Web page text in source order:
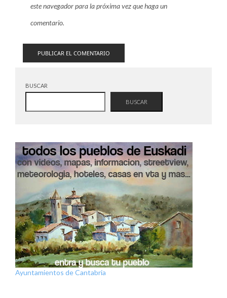
este navegador para la próxima vez que haga un
comentario.
BUSCAR
BUSCAR
Ayuntamientos de Cantabria